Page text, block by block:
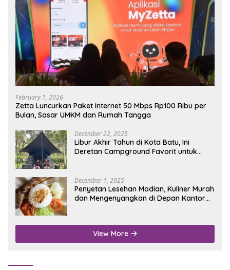
February 1, 2026
Zetta Luncurkan Paket Internet 50 Mbps Rp100 Ribu per
Bulan, Sasar UMKM dan Rumah Tangga
December 22, 2025
Libur Akhir Tahun di Kota Batu, Ini
Deretan Campground Favorit untuk
December 1, 2025
Penyetan Lesehan Modian, Kuliner Murah
dan Mengenyangkan di Depan Kantor
View More